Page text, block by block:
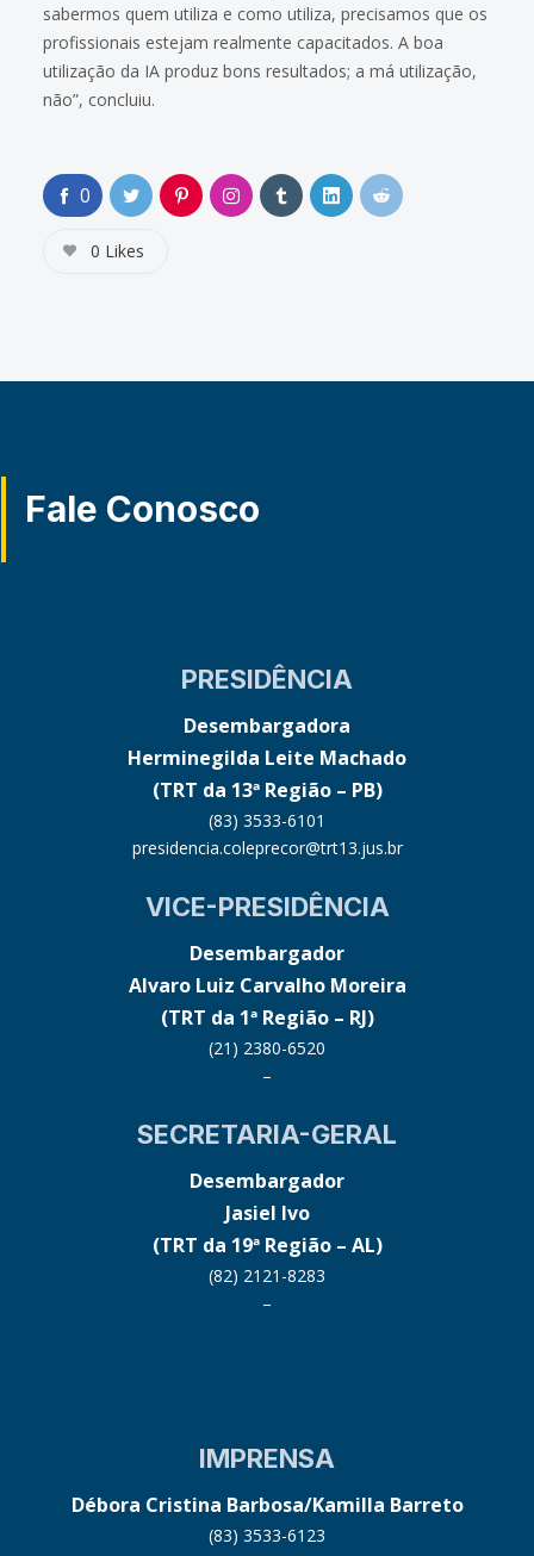
sabermos quem utiliza e como utiliza, precisamos que os
profissionais estejam realmente capacitados. A boa
utilização da IA produz bons resultados; a má utilização,
não”, concluiu.
0
0 Likes
Fale Conosco
PRESIDÊNCIA
Desembargadora
Herminegilda Leite Machado
(TRT da 13ª Região – PB)
(83) 3533-6101
presidencia.coleprecor@trt13.jus.br
VICE-PRESIDÊNCIA
Desembargador
Alvaro Luiz Carvalho Moreira
(TRT da 1ª Região – RJ)
(21) 2380-6520
–
SECRETARIA-GERAL
Desembargador
Jasiel Ivo
(TRT da 19ª Região – AL)
(82) 2121-8283
–
IMPRENSA
Débora Cristina Barbosa/Kamilla Barreto
(83) 3533-6123